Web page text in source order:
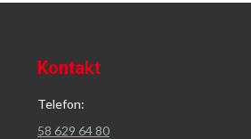
Kontakt
Telefon:
58 629 64 80